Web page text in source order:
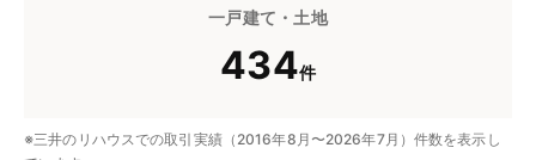
一戸建て・土地
434件
※三井のリハウスでの取引実績（2016年8月〜2026年7月）件数を表示し